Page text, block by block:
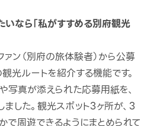
いなら「私がすすめる別府観光
ン（別府の旅体験者）から公募
光ルートを紹介する機能です。
写真が添えられた応募用紙を、
した。観光スポット3ヶ所が、3
で周遊できるようにまとめられて